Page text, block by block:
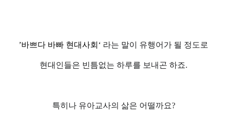
’바쁘다 바빠 현대사회 ‘ 라는 말이 유행어가 될 정도로
현대인들은 빈틈없는 하루를 보내곤 하죠.
특히나 유아교사의 삶은 어떨까요?